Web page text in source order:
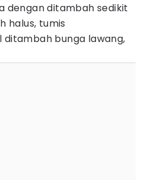
dengan ditambah sedikit
halus, tumis
ditambah bunga lawang,